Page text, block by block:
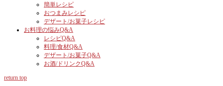
簡単レシピ
おつまみレシピ
デザート/お菓子レシピ
お料理の悩みQ&A
レシピQ&A
料理/食材Q&A
デザート/お菓子Q&A
お酒/ドリンクQ&A
return top